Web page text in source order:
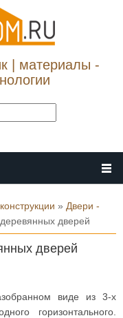
| материалы -
» Двери -
дверей
дверей
виде из 3-х
горизонтального.